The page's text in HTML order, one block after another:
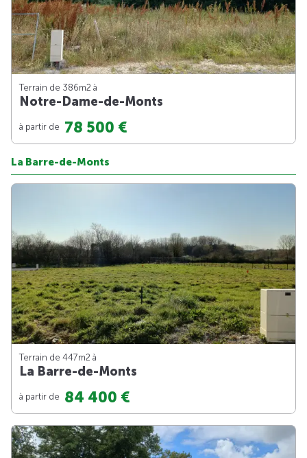
Terrain de 386m2 à
Notre-Dame-de-Monts
à partir de 78 500 €
La Barre-de-Monts
Terrain de 447m2 à
La Barre-de-Monts
à partir de 84 400 €